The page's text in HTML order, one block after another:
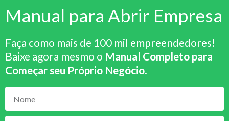
Manual para Abrir Empresa
Faça como mais de 100 mil empreendedores!
Baixe agora mesmo o Manual Completo para
Começar seu Próprio Negócio.